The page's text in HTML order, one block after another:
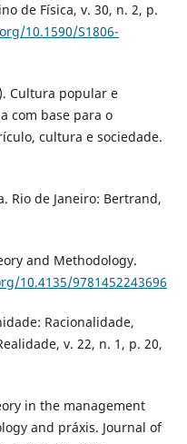
de Física, v. 30, n. 2, p.
10.1590/S1806-
Cultura popular e
com base para o
cultura e sociedade.
Rio de Janeiro: Bertrand,
and Methodology.
10.4135/9781452243696
Racionalidade,
v. 22, n. 1, p. 20,
in the management
and práxis. Journal of